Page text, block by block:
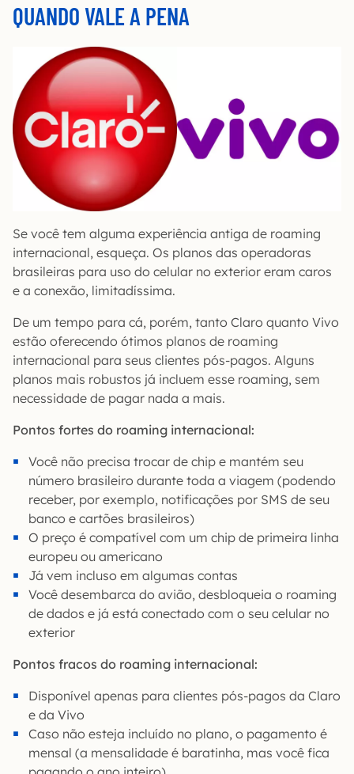
QUANDO VALE A PENA
Se você tem alguma experiência antiga de roaming
internacional, esqueça. Os planos das operadoras
brasileiras para uso do celular no exterior eram caros
e a conexão, limitadíssima.
De um tempo para cá, porém, tanto Claro quanto Vivo
estão oferecendo ótimos planos de roaming
internacional para seus clientes pós-pagos. Alguns
planos mais robustos já incluem esse roaming, sem
necessidade de pagar nada a mais.
Pontos fortes do roaming internacional:
Você não precisa trocar de chip e mantém seu
número brasileiro durante toda a viagem (podendo
receber, por exemplo, notificações por SMS de seu
banco e cartões brasileiros)
O preço é compatível com um chip de primeira linha
europeu ou americano
Já vem incluso em algumas contas
Você desembarca do avião, desbloqueia o roaming
de dados e já está conectado com o seu celular no
exterior
Pontos fracos do roaming internacional:
Disponível apenas para clientes pós-pagos da Claro
e da Vivo
Caso não esteja incluído no plano, o pagamento é
mensal (a mensalidade é baratinha, mas você fica